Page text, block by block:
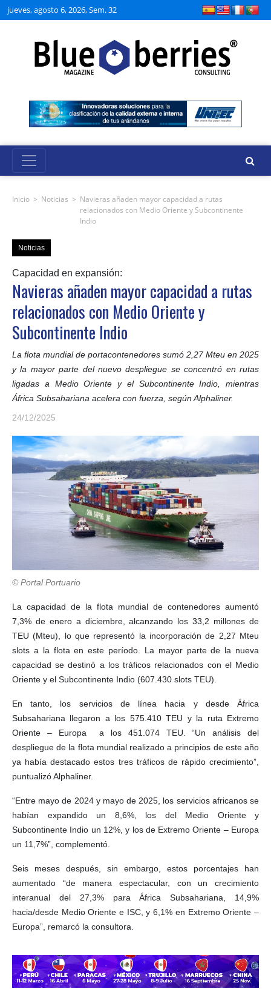
jueves, agosto 6, 2026, Sem. 32
Inicio > Noticias > Navieras añaden mayor capacidad a rutas
relacionados con Medio Oriente y Subcontinente
Indio
Noticias
Capacidad en expansión:
Navieras añaden mayor capacidad a rutas
relacionados con Medio Oriente y
Subcontinente Indio
La flota mundial de portacontenedores sumó 2,27 Mteu en 2025
y la mayor parte del nuevo despliegue se concentró en rutas
ligadas a Medio Oriente y el Subcontinente Indio, mientras
África Subsahariana acelera con fuerza, según Alphaliner.
24/12/2025
© Portal Portuario
La capacidad de la flota mundial de contenedores aumentó
7,3% de enero a diciembre, alcanzando los 33,2 millones de
TEU (Mteu), lo que representó la incorporación de 2,27 Mteu
slots a la flota en este período. La mayor parte de la nueva
capacidad se destinó a los tráficos relacionados con el Medio
Oriente y el Subcontinente Indio (607.430 slots TEU).
En tanto, los servicios de línea hacia y desde África
Subsahariana llegaron a los 575.410 TEU y la ruta Extremo
Oriente – Europa a los 451.074 TEU. “Un análisis del
despliegue de la flota mundial realizado a principios de este año
ya había destacado estos tres tráficos de rápido crecimiento”,
puntualizó Alphaliner.
“Entre mayo de 2024 y mayo de 2025, los servicios africanos se
habían expandido un 8,6%, los del Medio Oriente y
Subcontinente Indio un 12%, y los de Extremo Oriente – Europa
un 11,7%”, complementó.
Seis meses después, sin embargo, estos porcentajes han
aumentado “de manera espectacular, con un crecimiento
interanual del 27,3% para África Subsahariana, 14,9%
hacia/desde Medio Oriente e ISC, y 6,1% en Extremo Oriente –
Europa”, remarcó la consultora.